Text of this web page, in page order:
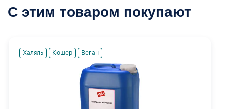
С этим товаром покупают
Халяль Кошер Веган